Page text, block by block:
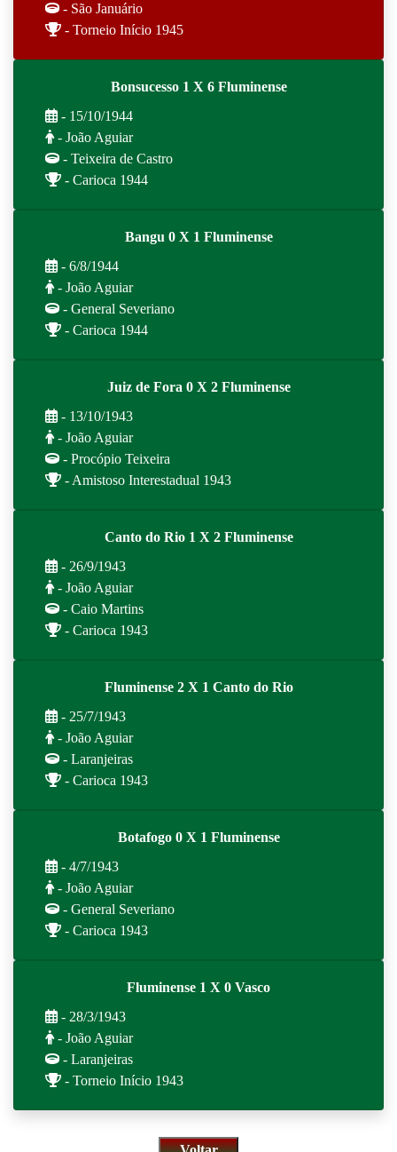
- São Januário
- Torneio Início 1945
Bonsucesso 1 X 6 Fluminense
- 15/10/1944
- João Aguiar
- Teixeira de Castro
- Carioca 1944
Bangu 0 X 1 Fluminense
- 6/8/1944
- João Aguiar
- General Severiano
- Carioca 1944
Juiz de Fora 0 X 2 Fluminense
- 13/10/1943
- João Aguiar
- Procópio Teixeira
- Amistoso Interestadual 1943
Canto do Rio 1 X 2 Fluminense
- 26/9/1943
- João Aguiar
- Caio Martins
- Carioca 1943
Fluminense 2 X 1 Canto do Rio
- 25/7/1943
- João Aguiar
- Laranjeiras
- Carioca 1943
Botafogo 0 X 1 Fluminense
- 4/7/1943
- João Aguiar
- General Severiano
- Carioca 1943
Fluminense 1 X 0 Vasco
- 28/3/1943
- João Aguiar
- Laranjeiras
- Torneio Início 1943